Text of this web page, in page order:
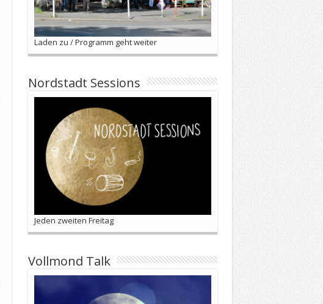
Laden zu / Programm geht weiter
Nordstadt Sessions
Jeden zweiten Freitag
Vollmond Talk